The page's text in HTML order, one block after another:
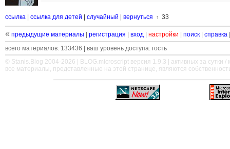
ссылка ссылка для детей случайный вернуться ↑ 33
« предыдущие материалы регистрация вход настройки поиск справка
всего материалов: 133436 | ваш уровень доступа: гость
© Stanis.Blog 2004-2026 |
BLOG.microscript версия 1.9.3 | активных за сутки /
все материалы, представленные на этой странице, являются
—————————————————————